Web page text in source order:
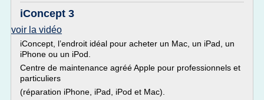
iConcept 3
voir la vidéo
iConcept, l’endroit idéal pour acheter un Mac, un iPad, un
iPhone ou un iPod.
Centre de maintenance agréé Apple pour professionnels et
particuliers
(réparation iPhone, iPad, iPod et Mac).